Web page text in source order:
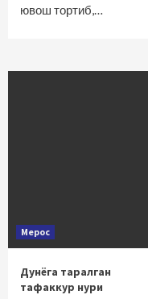
ювош тортиб,…
Мерос
Дунёга таралган
тафаккур нури